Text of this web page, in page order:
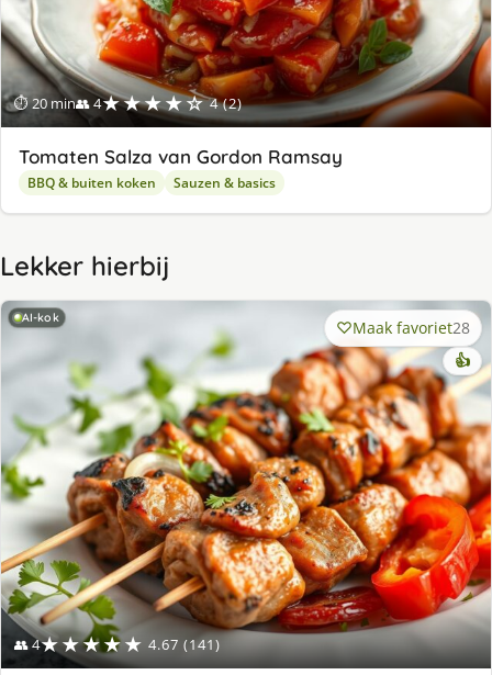
⏱ 20 min👥 4★★★★☆ 4 (2)
Tomaten Salza van Gordon Ramsay
BBQ & buiten koken Sauzen & basics
Lekker hierbij
AI-kok
👥 4★★★★★ 4.67 (141)
Maak favoriet28
👍